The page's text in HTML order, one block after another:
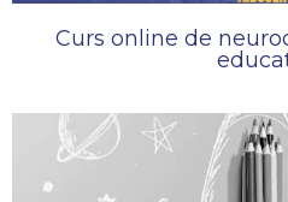
Curs online de